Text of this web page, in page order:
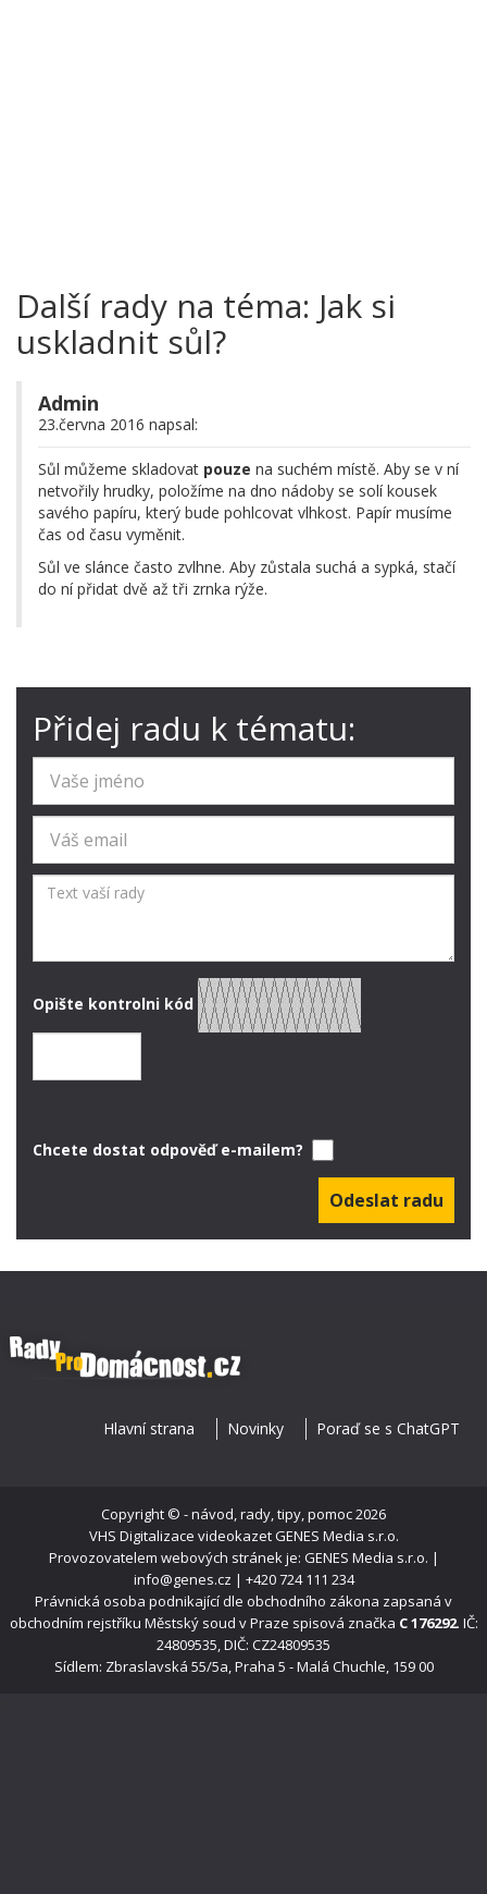
Další rady na téma: Jak si
uskladnit sůl?
Admin
23.června 2016 napsal:
Sůl můžeme skladovat pouze na suchém místě. Aby se v ní
netvořily hrudky, položíme na dno nádoby se solí kousek
savého papíru, který bude pohlcovat vlhkost. Papír musíme
čas od času vyměnit.
Sůl ve slánce často zvlhne. Aby zůstala suchá a sypká, stačí
do ní přidat dvě až tři zrnka rýže.
Přidej radu k tématu:
Opište kontrolni kód
Chcete dostat odpověď e-mailem?
Hlavní strana Novinky Poraď se s ChatGPT
Copyright © - návod, rady, tipy, pomoc2026
VHS Digitalizace videokazetGENES Media s.r.o.
Provozovatelem webových stránek je: GENES Media s.r.o. |
info@genes.cz | +420 724 111 234
Právnická osoba podnikající dle obchodního zákona zapsaná v
obchodním rejstříku Městský soud v Praze spisová značka C 176292. IČ:
24809535, DIČ: CZ24809535
Sídlem: Zbraslavská 55/5a, Praha 5 - Malá Chuchle, 159 00